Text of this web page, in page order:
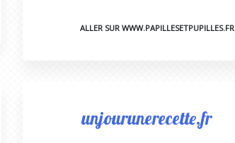
ALLER SUR WWW.PAPILLESETPUPILLES.FR
unjourunerecette.fr